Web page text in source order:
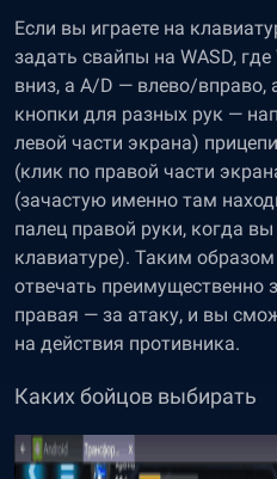
Если вы играете на
задать свайпы на WASD,
вниз, а A/D — влево/вправо,
кнопки для разных рук —
левой части экрана)
(клик по правой части
(зачастую именно там
палец правой руки, когда
клавиатуре). Таким
отвечать преимущественно
правая — за атаку, и вы
на действия противника.
Каких бойцов выбирать